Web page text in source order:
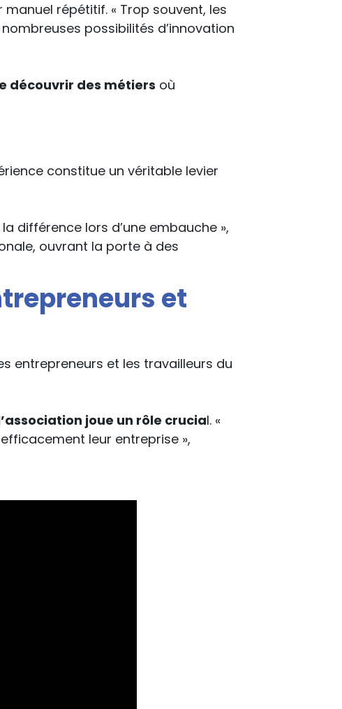
répétitif. « Trop souvent, les
possibilités d’innovation
découvrir des métiers où
constitue un véritable levier
différence lors d’une embauche »,
ouvrant la porte à des
et
entrepreneurs et les travailleurs du
joue un rôle crucial. «
leur entreprise »,